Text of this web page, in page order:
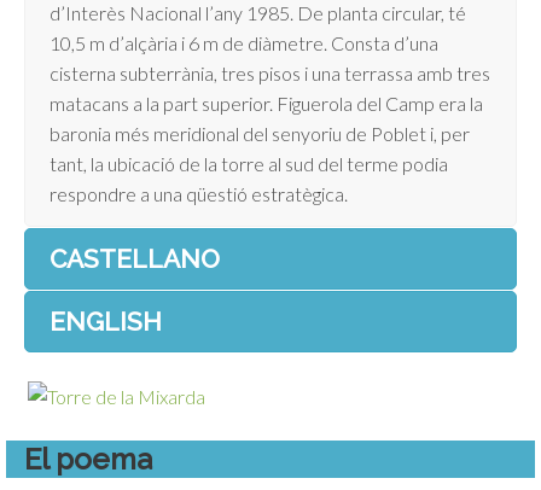
d’Interès Nacional l’any 1985. De planta circular, té
10,5 m d’alçària i 6 m de diàmetre. Consta d’una
cisterna subterrània, tres pisos i una terrassa amb tres
matacans a la part superior. Figuerola del Camp era la
baronia més meridional del senyoriu de Poblet i, per
tant, la ubicació de la torre al sud del terme podia
respondre a una qüestió estratègica.
CASTELLANO
ENGLISH
El poema